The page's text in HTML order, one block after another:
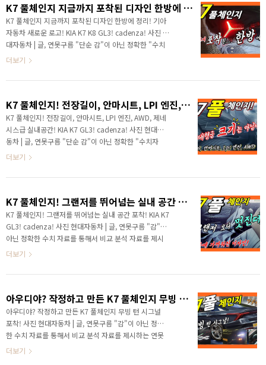
각해도 무방하다는 점이겠죠? 곧 양산차가 본격적으로
생산되기 시작하고 사전 계약을 포함한 출시 소식도 들
리기 시작할 것 같네요! # 세부적인 내용을 담고 있는 영
상으로 보시길 추천합니다. ▲ SOURCE :
임박한 기아차 준대형 세단 3세대 K7 테스트 차량이 ..
K7 풀체인지 지금까지 포착된 디자인 한방에 정리! 기아자동차 새로운 로고! KIA K7 K8 GL3! cadenza!
K7 풀체인지 지금까지 포착된 디자인 한방에 정리! 기아
자동차 새로운 로고! KIA K7 K8 GL3! cadenza! 사진 현
대자동차 | 글, 연못구름 "단순 감"이 아닌 정확한 "수치
자료"를 통해서 비교 분석 자료를 제시하는 연못구름입
기아차가 어떤 때 보다도 더욱 빠르게 움직이고 있습니
합니다. 이제 몇 시간 후면 기아차는 완전히 새롭게 변신
하게 되는데, 기아차의 홈페이지에는 새로운 로고와 시작
을 알리는 화면을 볼 수 있습니다. 더 이상 기아차 본사 외
벽에 붙어있었던 기존 로고도 볼 수 없게 되었죠! 새로운
건을 선보였습니다. Movement ..
더보기
K7 풀체인지! 전장길이, 안마시트, LPI 엔진, AWD, 제네시스급 실내공간! KIA K7 GL3! cadenza!
K7 풀체인지! 전장길이, 안마시트, LPI 엔진, AWD, 제네
시스급 실내공간! KIA K7 GL3! cadenza! 사진 현대자
동차 | 글, 연못구름 "단순 감"이 아닌 정확한 "수치자
료"를 통해서 비교 분석 자료를 제시하는 연못구름입니
습니다. 새로운 새해에는 구독자분들께서 기대하시는
면 좋겠습니다. 건강해야 즐겁게 모든 일을 할 수 있기
때문이죠! # 세부적인 내용을 담고 있는 영상으로 보시
길 추천합니다. 새해에 첫 번째 영상은 올해의 주인공이
라고 할 수 있는 기아차 준대형 세단인 K7을 준비했습니
상황인데 출시가 가까울수록 기대감이 ..
더보기
K7 풀체인지! 그랜저를 뛰어넘는 실내 공간 포착! KIA K7 GL3! cadenza!
K7 풀체인지! 그랜저를 뛰어넘는 실내 공간 포착! KIA K7
GL3! cadenza! 사진 현대자동차 | 글, 연못구름 "감"이
아닌 정확한 수치 자료를 통해서 비교 분석 자료를 제시
하는 연못구름입니다! ▲ SOURCE : 연못구름 유튜브 채
이렇게 마무리 되고 있습니다. 올 한해도 자동차를 좋아
니다. 제네시스 GV80을 시작으로 G80, 쏘렌토, 아반떼,
카니발, 투싼, GV70까지 출시가 되었고, 고성능 세단인
스팅어와 G70, 쌍용차의 올뉴렉스턴과 르노삼성 QM6도
페이스리프트 덕분에 즐거운 한 해를 보낸 것 같습니다.
다도 다양한..
더보기
아우디야? 작정하고 만든 K7 풀체인지 무빙 턴 시그널 포착!
아우디야? 작정하고 만든 K7 풀체인지 무빙 턴 시그널
포착! 사진 현대자동차 | 글, 연못구름 "감"이 아닌 정확
한 수치 자료를 통해서 비교 분석 자료를 제시하는 연못
구름입니다! 안녕하세요? 연못구름입니다. 즐거운 시간
더보기